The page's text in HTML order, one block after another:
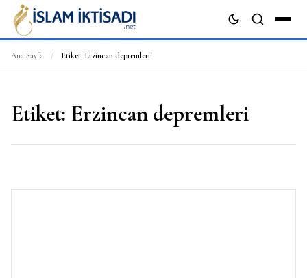
Ana Sayfa / Etiket: Erzincan depremleri
Etiket: Erzincan depremleri